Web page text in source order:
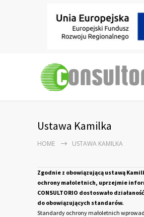
Ustawa Kamilka
HOME USTAWA KAMILKA
Zgodnie z obowiązującą ustawą
ochrony małoletnich, uprzejmie
CONSULTORIO dostoswało
do obowiązujących standarów.
Standardy ochrony małoletnich